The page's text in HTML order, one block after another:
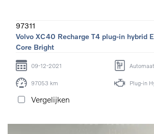
97311
Volvo XC40 Recharge T4 plug-in hybrid
Core Bright
09-12-2021 Automaat
97053 km Plug-in
Vergelijken